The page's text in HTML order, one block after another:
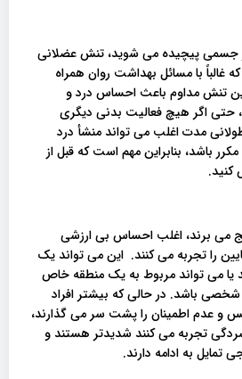
جسمی پیچیده می شوید، تنش عضلانی
با مسائل بهداشت روان همراه
تنش مداوم باعث احساس درد و
اگر هیچ فعالیت بدنی دیگری
مدت اغلب می تواند منشأ درد
باشد، بنابراین مهم است که قبل از
کنید.
می برند، اغلب احساس بی ارزشی
را تجربه می کنند. این می تواند یک
می تواند مربوط به یک منطقه خاص
شخصی باشد. در حالی که بیشتر افراد
و عدم اطمینان را پشت سر می گذارند،
تجربه می کنند شدیدتر هستند و
تمایل به ادامه دارند.